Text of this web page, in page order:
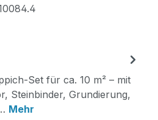
Set für ca. 10 m² – mit
Steinbinder, Grundierung,
Mehr